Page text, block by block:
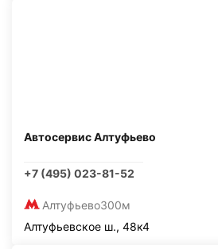
Автосервис Алтуфьево
+7 (495) 023-81-52
Алтуфьево300м
Алтуфьевское ш., 48к4